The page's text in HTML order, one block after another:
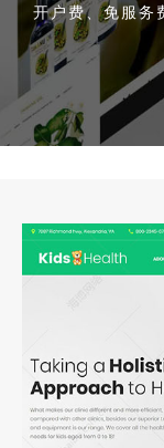
开户费、免服务